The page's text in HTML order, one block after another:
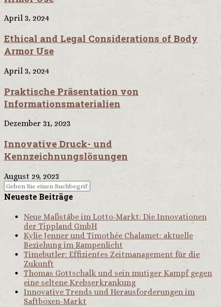
April 3, 2024
Ethical and Legal Considerations of Body
Armor Use
April 3, 2024
Praktische Präsentation von
Informationsmaterialien
Dezember 31, 2023
Innovative Druck- und
Kennzeichnungslösungen
August 29, 2023
Neueste Beiträge
Neue Maßstäbe im Lotto-Markt: Die Innovationen
der Tippland GmbH
Kylie Jenner und Timothée Chalamet: aktuelle
Beziehung im Rampenlicht
Timebutler: Effizientes Zeitmanagement für die
Zukunft
Thomas Gottschalk und sein mutiger Kampf gegen
eine seltene Krebserkrankung
Innovative Trends und Herausforderungen im
Saftboxen-Markt